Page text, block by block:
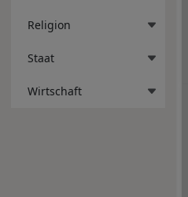
Religion
Staat
Wirtschaft